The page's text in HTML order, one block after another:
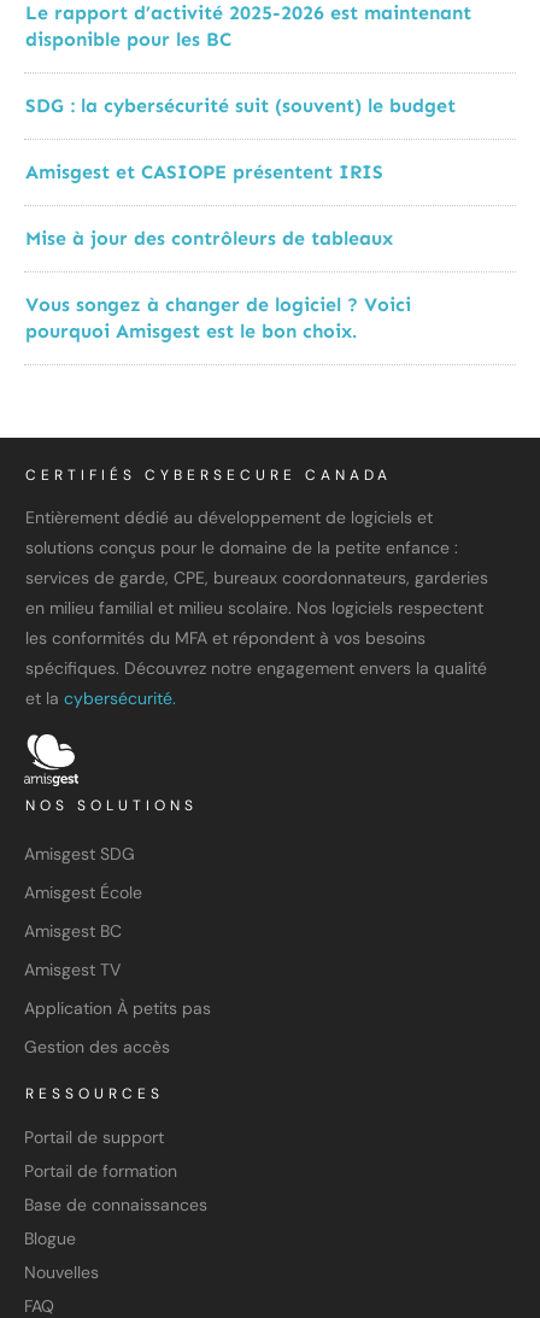
Le rapport d’activité 2025-2026 est maintenant
disponible pour les BC
SDG : la cybersécurité suit (souvent) le budget
Amisgest et CASIOPE présentent IRIS
Mise à jour des contrôleurs de tableaux
Vous songez à changer de logiciel ? Voici
pourquoi Amisgest est le bon choix.
CERTIFIÉS CYBERSECURE CANADA
Entièrement dédié au développement de logiciels et
solutions conçus pour le domaine de la petite enfance :
services de garde, CPE, bureaux coordonnateurs, garderies
en milieu familial et milieu scolaire. Nos logiciels respectent
les conformités du MFA et répondent à vos besoins
spécifiques. Découvrez notre engagement envers la qualité
et la cybersécurité.
NOS SOLUTIONS
Amisgest SDG
Amisgest École
Amisgest BC
Amisgest TV
Application À petits pas
Gestion des accès
RESSOURCES
Portail de support
Portail de formation
Base de connaissances
Blogue
Nouvelles
FAQ